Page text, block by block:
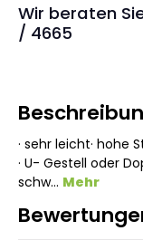
Wir beraten
/ 4665
· sehr leicht· hohe
· U- Gestell oder
schw… Mehr